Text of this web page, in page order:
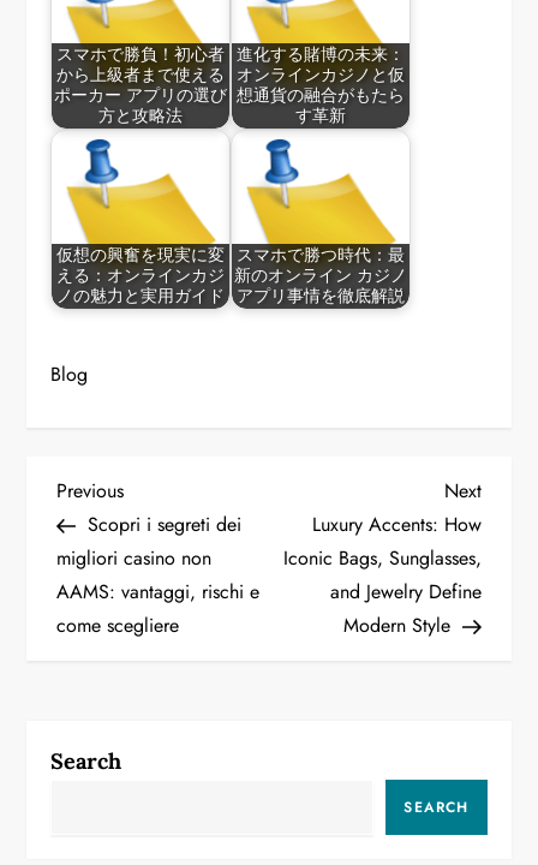
スマホで勝負！初心者
から上級者まで使える
ポーカー アプリの選び
方と攻略法
進化する賭博の未来：
オンラインカジノと仮
想通貨の融合がもたら
す革新
仮想の興奮を現実に変
える：オンラインカジ
ノの魅力と実用ガイド
スマホで勝つ時代：最
新のオンライン カジノ
アプリ事情を徹底解説
Blog
P
o
s
a
Previous
Post
Previous
Scopri i segreti dei
migliori casino non
AAMS: vantaggi, rischi e
come scegliere
Next
Post
Next
Luxury Accents: How
Iconic Bags, Sunglasses,
and Jewelry Define
Modern Style
Search
SEARCH